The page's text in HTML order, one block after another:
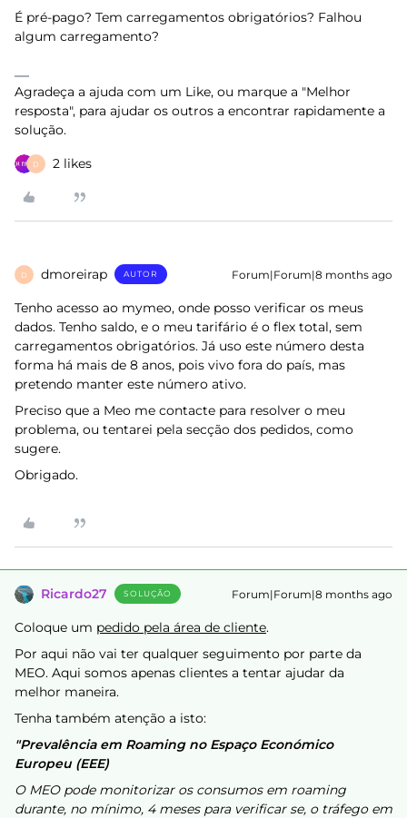
É pré-pago? Tem carregamentos obrigatórios? Falhou
algum carregamento?
Agradeça a ajuda com um Like, ou marque a "Melhor
resposta", para ajudar os outros a encontrar rapidamente a
solução.
D 2 likes
D dmoreirap AUTOR Forum|Forum|8 months ago
Tenho acesso ao mymeo, onde posso verificar os meus
dados. Tenho saldo, e o meu tarifário é o flex total, sem
carregamentos obrigatórios. Já uso este número desta
forma há mais de 8 anos, pois vivo fora do país, mas
pretendo manter este número ativo.
Preciso que a Meo me contacte para resolver o meu
problema, ou tentarei pela secção dos pedidos, como
sugere.
Obrigado.
Ricardo27 SOLUÇÃO Forum|Forum|8 months ago
Coloque um pedido pela área de cliente.
Por aqui não vai ter qualquer seguimento por parte da
MEO. Aqui somos apenas clientes a tentar ajudar da
melhor maneira.
Tenha também atenção a isto:
"Prevalência em Roaming no Espaço Económico
Europeu (EEE)
O MEO pode monitorizar os consumos em roaming
durante, no mínimo, 4 meses para verificar se, o tráfego em